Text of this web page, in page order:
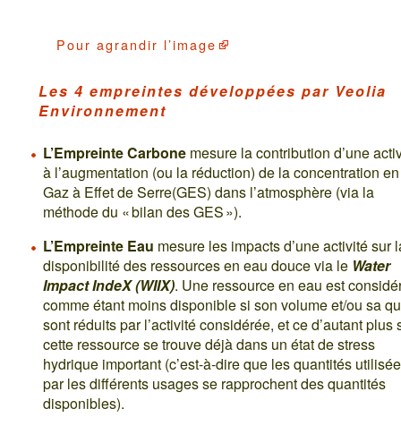
Pour agrandir l’image
Les 4 empreintes développées par Veolia
Environnement
L’Empreinte Carbone mesure la contribution d’une
à l’augmentation (ou la réduction) de la concentration en
Gaz à Effet de Serre(GES) dans l’atmosphère (via la
méthode du « bilan des GES »).
L’Empreinte Eau mesure les impacts d’une activité sur
disponibilité des ressources en eau douce via le Water
Impact IndeX (WIIX). Une ressource en eau est
comme étant moins disponible si son volume et/ou sa
sont réduits par l’activité considérée, et ce d’autant plus
cette ressource se trouve déjà dans un état de stress
hydrique important (c’est-à-dire que les quantités
par les différents usages se rapprochent des quantités
disponibles).